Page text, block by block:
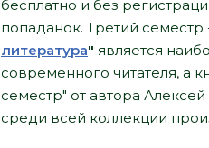
бесплатно и без
попаданок. Третий
литература" является
современного читателя, а
семестр" от автора
среди всей коллекции